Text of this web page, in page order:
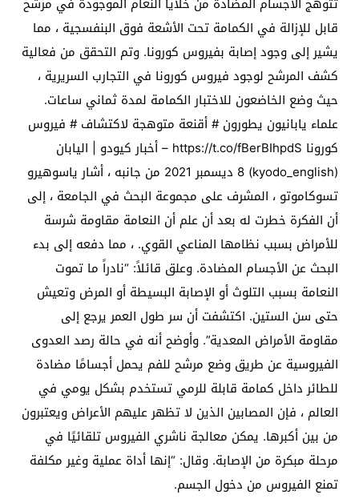
قابل للإزالة في الكمامة تحت الأشعة فوق البنفسجية ، مما
يشير إلى وجود إصابة بفيروس كورونا. وتم التحقق من فعالية
كشف المرشح لوجود فيروس كورونا في التجارب السريرية ،
حيث وضع الخاضعون للاختبار الكمامة لمدة ثماني ساعات.
علماء يابانيون يطورون # أقنعة متوهجة لاكتشاف # فيروس
كورونا https://t.co/fBerBIhpdS – أخبار كيودو | اليابان
(kyodo_english) 8 ديسمبر 2021 من جانبه ، أشار ياسوهيرو
تسوكاموتو ، المشرف على مجموعة البحث في الجامعة ، إلى
أن الفكرة خطرت له بعد أن علم أن النعامة مقاومة شرسة
للأمراض بسبب نظامها المناعي القوي. ، مما دفعه إلى بدء
البحث عن الأجسام المضادة. وعلق قائلاً: “نادراً ما تموت
النعامة بسبب التلوث أو الإصابة البسيطة أو المرض وتعيش
حتى سن الستين. اكتشفت أن سر طول العمر يرجع إلى
مقاومة الأمراض المعدية”. وأوضح أنه في حالة رصد العدوى
الفيروسية عن طريق وضع مرشح للفم يحمل أجسامًا مضادة
للطائر داخل كمامة قابلة للرمي تستخدم بشكل يومي في
العالم ، فإن المصابين الذين لا تظهر عليهم الأعراض ويعتبرون
من بين أكبرها. يمكن معالجة ناشري الفيروس تلقائيًا في
مرحلة مبكرة من الإصابة. وقال: “إنها أداة عملية وغير مكلفة
تمنع الفيروس من دخول الجسم.